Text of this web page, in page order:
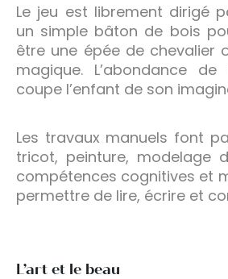
Le jeu est librement dirigé
un simple bâton de bois
être une épée de chevalier
magique. L’abondance
coupe l’enfant de son
Les travaux manuels font
tricot, peinture, modelage
compétences cognitives et
permettre de lire, écrire et
L’art et le beau